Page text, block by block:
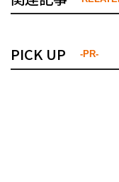
PICK UP -PR-